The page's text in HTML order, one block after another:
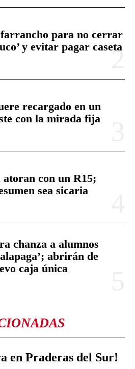
para no cerrar
y evitar pagar caseta
recargado en un
con la mirada fija
atoran con un R15;
sea sicaria
chanza a alumnos
abrirán de
caja única
en Praderas del Sur!